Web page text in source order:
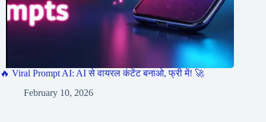
🔥 Viral Prompt AI: AI से वायरल कंटेंट बनाओ, फ्री में! 🚀
February 10, 2026